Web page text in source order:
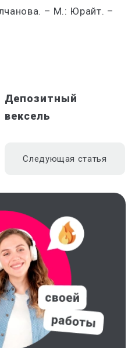
– М.: Юрайт. –
Депозитный
вексель
Следующая статья